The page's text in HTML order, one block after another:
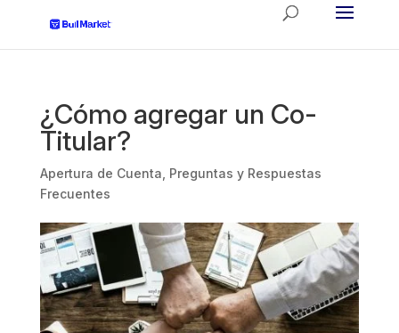
¿Cómo agregar un Co-
Titular?
Apertura de Cuenta Preguntas y Respuestas
Frecuentes